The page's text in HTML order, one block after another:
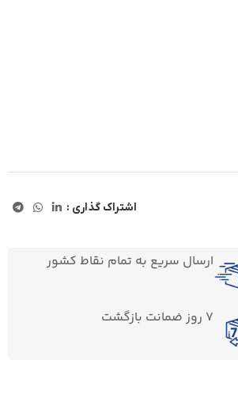
اشتراک گذاری :
ارسال سریع به تمام نقاط کشور
7 روز ضمانت بازگشت